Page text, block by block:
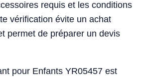
requis et les conditions
vérification évite un achat
permet de préparer un devis
pour Enfants YR05457 est